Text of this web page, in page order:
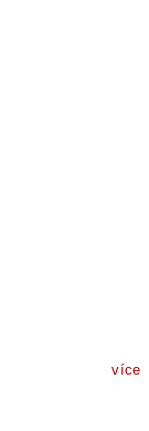
více